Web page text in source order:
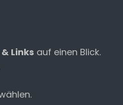
Links auf einen Blick.